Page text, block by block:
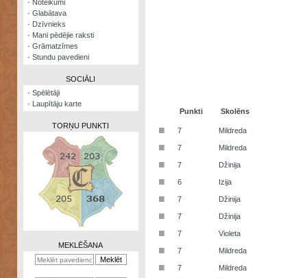
Visatcera
almanahs
Arhīvs
Zināšanu
· Noteikumi
· Glabātava
· Dzīvnieks
· Mani pēdējie raksti
· Grāmatzīmes
· Stundu pavedieni
SOCIĀLI
· Spēlētāji
· Laupītāju karte
TORŅU PUNKTI
MEKLĒŠANA
Punkti Skolēns
■ 7 Mildreda
■ 7 Mildreda
■ 7 Džinija
■ 6 Izija
■ 7 Džinija
■ 7 Džinija
■ 7 Violeta
■ 7 Mildreda
■ 7 Mildreda